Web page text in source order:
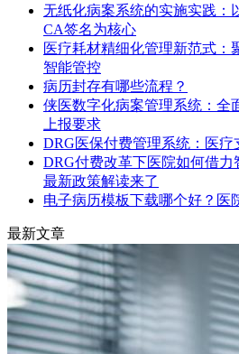
无纸化病案系统的实施实践：
CA签名为核心
医疗耗材精细化管理新范式：
智能管控
病历封存有哪些流程？
侠医数字化病案管理系统：全
上报要求
DRG医保付费管理系统：医疗
DRG付费改革下医院如何借力
最新政策解读来了
电子病历模板下载哪个好？医
最新文章